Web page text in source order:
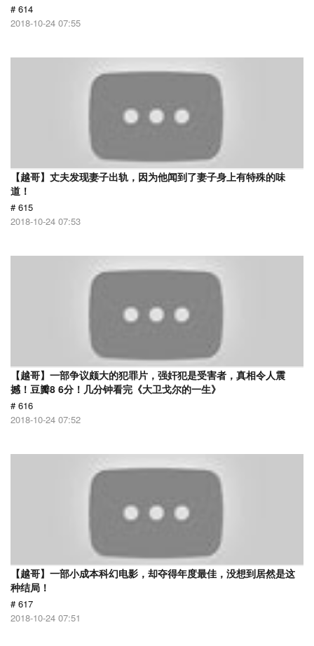
# 614
2018-10-24 07:55
【越哥】丈夫发现妻子出轨，因为他闻到了妻子身上有特殊的味
道！
# 615
2018-10-24 07:53
【越哥】一部争议颇大的犯罪片，强奸犯是受害者，真相令人震
撼！豆瓣8 6分！几分钟看完《大卫戈尔的一生》
# 616
2018-10-24 07:52
【越哥】一部小成本科幻电影，却夺得年度最佳，没想到居然是这
种结局！
# 617
2018-10-24 07:51